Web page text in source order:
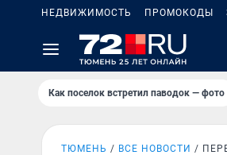
НЕДВИЖИМОСТЬ ПРОМОКОДЫ
Как поселок встретил паводок — фото
ТЮМЕНЬ ВСЕ НОВОСТИ